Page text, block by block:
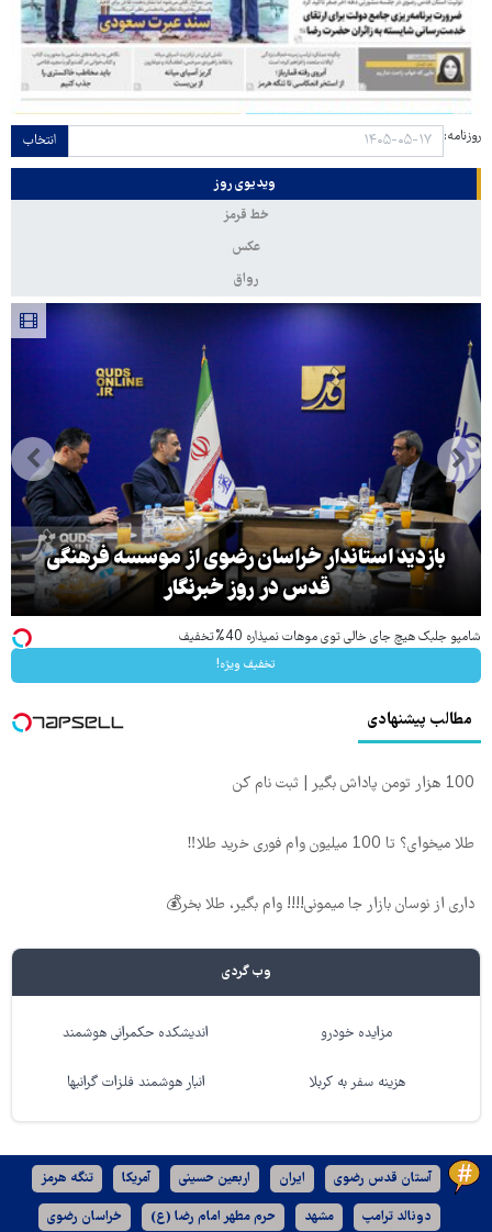
روزنامه: انتخاب
ویدیوی روز
خط قرمز
عکس
رواق
بازدید استاندار خراسان رضوی از موسسه فرهنگی
قدس در روز خبرنگار
شامپو جلبک هیچ جای خالی توی موهات نمیذاره 40%تخفیف
تخفیف ویژه!
مطالب پیشنهادی
100 هزار تومن پاداش بگیر | ثبت نام کن
طلا میخوای؟ تا 100 میلیون وام فوری خرید طلا‼️
داری از نوسان بازار جا میمونی!!!! وام بگیر، طلا بخر💰
وب گردی
مزایده خودرو اندیشکده حکمرانی هوشمند
هزینه سفر به کربلا انبار هوشمند فلزات گرانبها
آستان قدس رضوی ایران اربعین حسینی آمریکا تنگه هرمز
دونالد ترامپ مشهد حرم مطهر امام رضا (ع) خراسان رضوی